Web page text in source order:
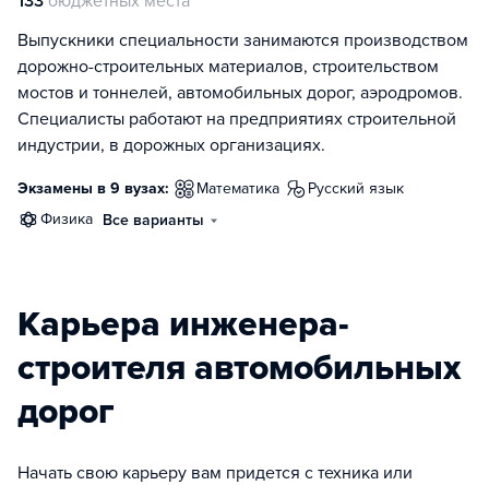
Выпускники специальности занимаются производством
дорожно-строительных материалов, строительством
мостов и тоннелей, автомобильных дорог, аэродромов.
Специалисты работают на предприятиях строительной
индустрии, в дорожных организациях.
Экзамены в 9 вузах: математика
русский язык
физика Все варианты
Карьера инженера-
строителя автомобильных
дорог
Начать свою карьеру вам придется с техника или